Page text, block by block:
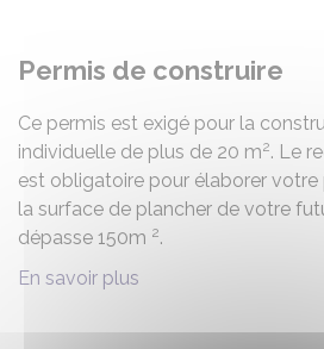
Permis de construire
Ce permis est exigé pour la
individuelle de plus de 20 m2. Le
est obligatoire pour élaborer
la surface de plancher de votre
dépasse 150m 2.
En savoir plus